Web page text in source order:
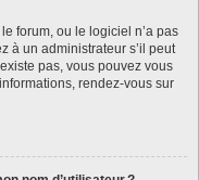
forum, ou le logiciel n’a pas
à un administrateur s’il peut
pas, vous pouvez vous
rendez-vous sur